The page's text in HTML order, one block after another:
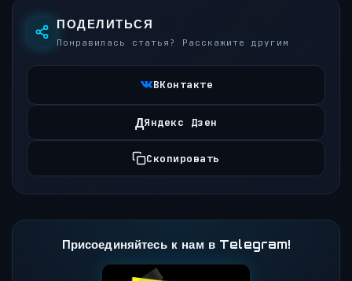
ПОДЕЛИТЬСЯ
Понравилась статья? Расскажите другим
ВКонтакте
ДЯндекс Дзен
Скопировать
Присоединяйтесь к нам в Telegram!